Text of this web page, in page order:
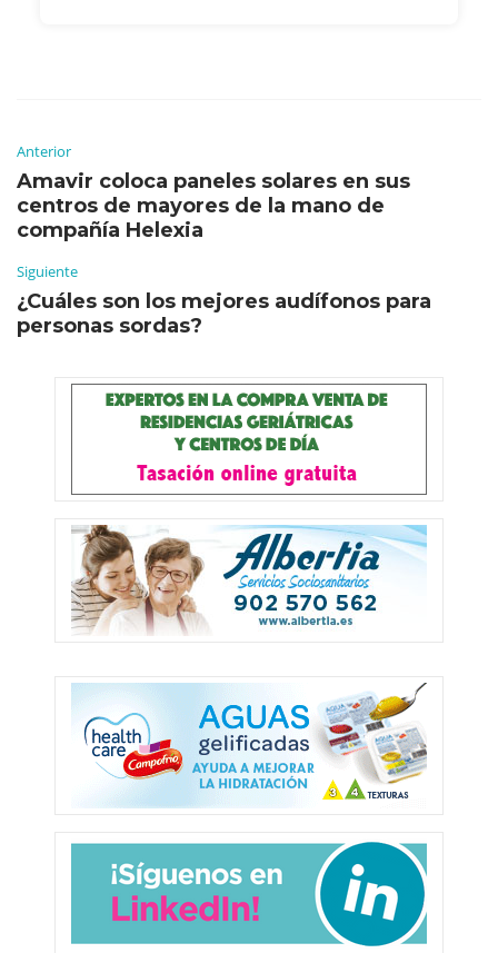
Anterior
Amavir coloca paneles solares en sus
centros de mayores de la mano de
compañía Helexia
Siguiente
¿Cuáles son los mejores audífonos para
personas sordas?